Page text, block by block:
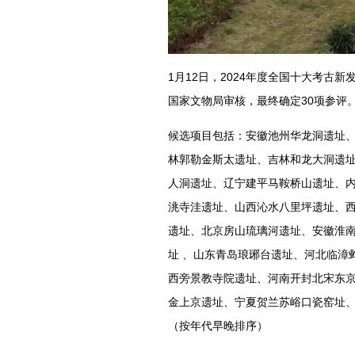
1月12日，2024年度全国十大考古新
国家文物局审核，最终确定30项参评
候选项目包括：安徽池州华龙洞遗址
林郭勒金斯太遗址、吉林和龙大洞遗
人洞遗址、辽宁建平马鞍桥山遗址、
洮寺洼遗址、山西沁水八里坪遗址、
遗址、北京房山琉璃河遗址、安徽淮
址 、山东青岛琅琊台遗址、河北临漳
西旁景教寺院遗址、河南开封北宋东
金上京遗址、宁夏贺兰苏峪口瓷窑址
（按年代早晚排序）